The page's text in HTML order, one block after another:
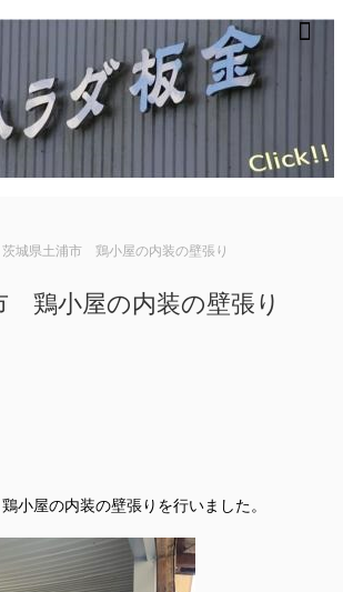
茨城県土浦市 鶏小屋の内装の壁張り
鶏小屋の内装の壁張り
小屋の内装の壁張りを行いました。